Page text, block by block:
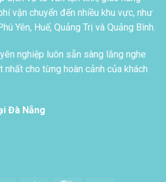
vận chuyển đến nhiều khu vực, như
Yên, Huế, Quảng Trị và Quảng Bình.
nghiệp luôn sẵn sàng lắng nghe
cho từng hoàn cảnh của khách
Đà Nẵng